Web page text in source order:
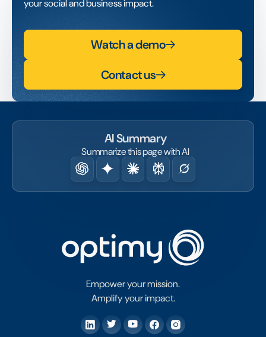
your social and business impact.
Watch a demo
Contact us
AI Summary
Summarize this page with AI
Empower your mission.
Amplify your impact.